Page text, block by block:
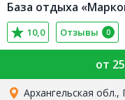
База отдыха
10,0 Отзывы 0
от
Архангельская обл.,